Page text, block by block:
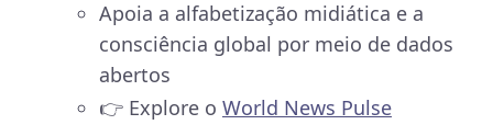
Apoia a alfabetização midiática e a
consciência global por meio de dados
abertos
👉 Explore o World News Pulse